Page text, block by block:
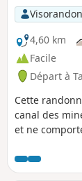
4,60 km
Facile
Départ à
Cette
canal des
et ne
de l'étang de
indicatifs